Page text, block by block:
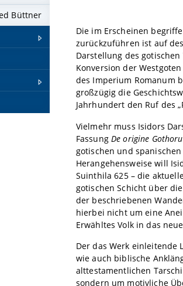
Büttner
Die im Erscheinen
zurückzuführen ist auf
Darstellung des
Konversion der
des Imperium Romanum
großzügig die
Jahrhundert den Ruf des
Vielmehr muss Isidors
Fassung De origine
gotischen und
Herangehensweise will
Suinthila 625 – die
gotischen Schicht über
der beschriebenen
hierbei nicht um eine
Erwähltes Volk in das
Der das Werk einleitende
wie auch biblische
alttestamentlichen
sondern um motivliche